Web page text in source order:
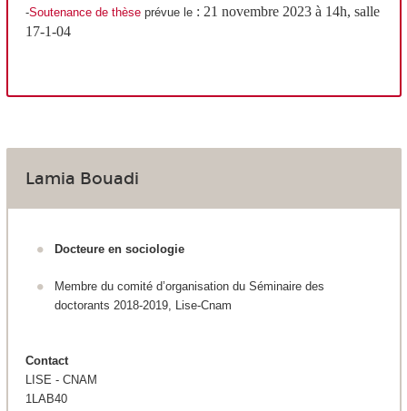
-Soutenance de thèse prévue le : 21 novembre 2023 à 14h, salle
17-1-04
Lamia Bouadi
Docteure en sociologie
Membre du comité d’organisation du Séminaire des
doctorants 2018-2019, Lise-Cnam
Contact
LISE - CNAM
1LAB40